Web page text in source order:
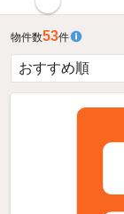
物件数53件